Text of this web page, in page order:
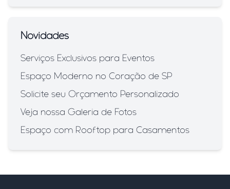
Novidades
Serviços Exclusivos para Eventos
Espaço Moderno no Coração de SP
Solicite seu Orçamento Personalizado
Veja nossa Galeria de Fotos
Espaço com Rooftop para Casamentos